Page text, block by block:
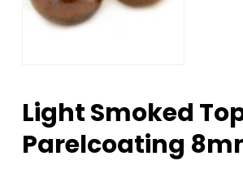
Light Smoked
Parelcoating